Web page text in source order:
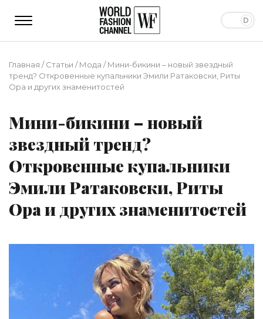
Главная /Статьи /Мода /Мини-бикини – новый звездный
тренд? Откровенные купальники Эмили Ратаковски, Риты
Ора и других знаменитостей
Мини-бикини – новый
звездный тренд?
Откровенные купальники
Эмили Ратаковски, Риты
Ора и других знаменитостей